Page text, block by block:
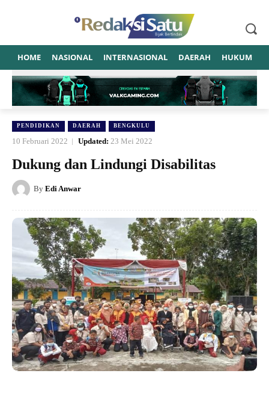
HOME NASIONAL INTERNASIONAL DAERAH HUKUM
PENDIDIKAN DAERAH BENGKULU
10 Februari 2022 Updated: 23 Mei 2022
Dukung dan Lindungi Disabilitas
By Edi Anwar